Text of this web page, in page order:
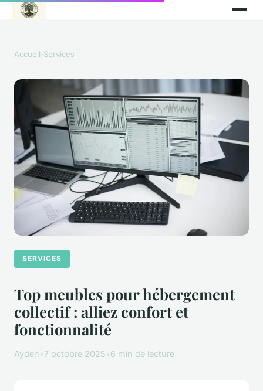
Accueil›Services
SERVICES
Top meubles pour hébergement
collectif : alliez confort et
fonctionnalité
Ayden •7 octobre 2025•6 min de lecture